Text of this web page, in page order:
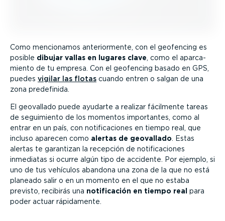
Como mencionamos anterior­mente, con el geofencing es
posible dibujar vallas en lugares clave , como el aparca­
miento de tu empresa. Con el geofencing basado en GPS,
puedes vigilar las flotas cuando entren o salgan de una
zona predefinida.
El geovallado puede ayudarte a realizar fácilmente tareas
de seguimiento de los momentos importantes, como al
entrar en un país, con notifi­ca­ciones en tiempo real, que
incluso aparecen como alertas de geovallado . Estas
alertas te garantizan la recepción de notifi­ca­ciones
inmediatas si ocurre algún tipo de accidente. Por ejemplo, si
uno de tus vehículos abandona una zona de la que no está
planeado salir o en un momento en el que no estaba
previsto, recibirás una notifi­cación en tiempo real para
poder actuar rápidamente.